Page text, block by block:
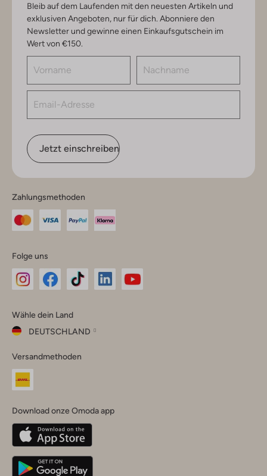
Bleib auf dem Laufenden mit den neuesten Artikeln und
exklusiven Angeboten, nur für dich. Abonniere den
Newsletter und gewinne einen Einkaufsgutschein im
Wert von €150.
Jetzt einschreiben
Zahlungsmethoden
Folge uns
Instagram
Facebook
TikTok
Wähle dein Land
DEUTSCHLAND
dein
Land
Belgique(Français)
Deutschland
Versandmethoden
Download onze Omoda app